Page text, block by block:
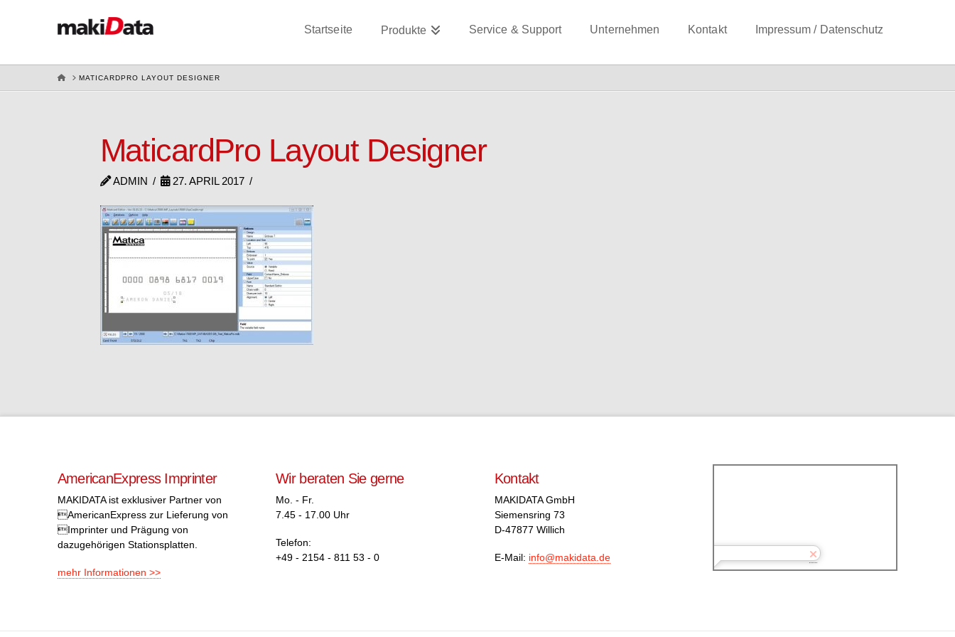
Startseite Produkte Service & Support Unternehmen Kontakt Impressum / Datenschutz
HOMEMATICARDPRO LAYOUT DESIGNER
MaticardPro Layout Designer
ADMIN 27. APRIL 2017
AmericanExpress Imprinter
MAKIDATA ist exklusiver Partner von
AmericanExpress zur Lieferung von
Imprinter und Prägung von
dazugehörigen Stationsplatten.
mehr Informationen >>
Wir beraten Sie gerne
Mo. - Fr.
7.45 - 17.00 Uhr
Telefon:
+49 - 2154 - 811 53 - 0
Kontakt
MAKIDATA GmbH
Siemensring 73
D-47877 Willich
E-Mail: info@makidata.de